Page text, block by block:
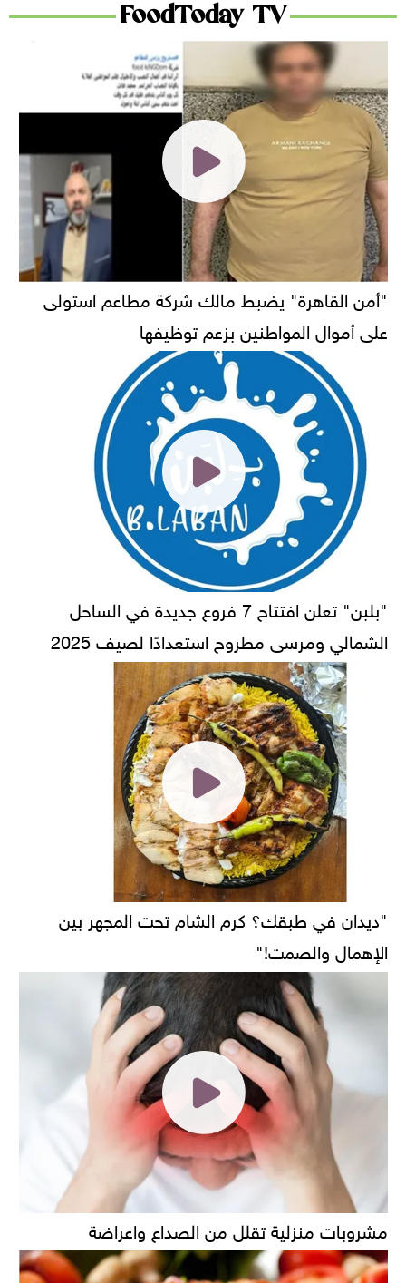
FoodToday TV
"أمن القاهرة" يضبط مالك شركة مطاعم استولى
على أموال المواطنين بزعم توظيفها
"بلبن" تعلن افتتاح 7 فروع جديدة في الساحل
الشمالي ومرسى مطروح استعدادًا لصيف 2025
"ديدان في طبقك؟ كرم الشام تحت المجهر بين
الإهمال والصمت!"
مشروبات منزلية تقلل من الصداع واعراضة